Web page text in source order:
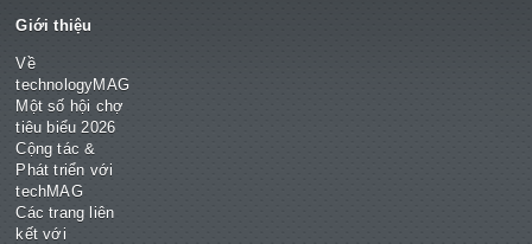
Giới thiệu
Về
technologyMAG
Một số hội chợ
tiêu biểu 2026
Cộng tác &
Phát triển với
techMAG
Các trang liên
kết với